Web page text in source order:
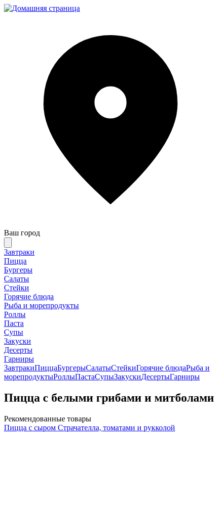
Ваш город
Завтраки
Пицца
Бургеры
Салаты
Стейки
Горячие блюда
Рыба и морепродукты
Роллы
Паста
Супы
Закуски
Десерты
Гарниры
ЗавтракиПиццаБургерыСалатыСтейкиГорячие блюдаРыба и
морепродуктыРоллыПастаСупыЗакускиДесертыГарниры
Пицца с белыми грибами и митболами
Рекомендованные товары
Пицца с сыром Страчателла, томатами и рукколой